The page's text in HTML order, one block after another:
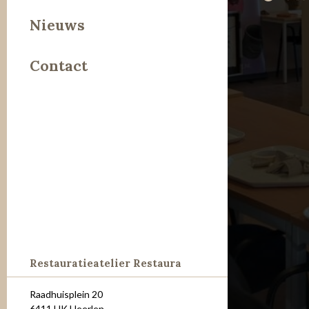
Leer
Steen
Nieuws
Contact
Restauratieatelier Restaura
Raadhuisplein 20